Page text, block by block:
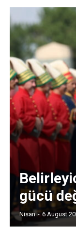
gücü
Nisan - 6 August